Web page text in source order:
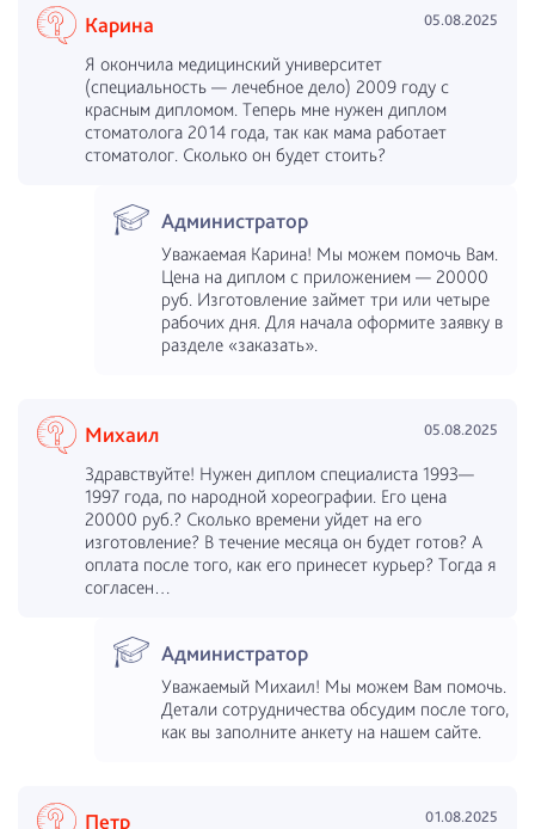
Карина 05.08.2025
Я окончила медицинский университет
(специальность — лечебное дело) 2009 году с
красным дипломом. Теперь мне нужен диплом
стоматолога 2014 года, так как мама работает
стоматолог. Сколько он будет стоить?
Администратор
Уважаемая Карина! Мы можем помочь Вам.
Цена на диплом с приложением — 20000
руб. Изготовление займет три или четыре
рабочих дня. Для начала оформите заявку в
разделе «заказать».
Михаил 05.08.2025
Здравствуйте! Нужен диплом специалиста 1993—
1997 года, по народной хореографии. Его цена
20000 руб.? Сколько времени уйдет на его
изготовление? В течение месяца он будет готов? А
оплата после того, как его принесет курьер? Тогда я
согласен…
Администратор
Уважаемый Михаил! Мы можем Вам помочь.
Детали сотрудничества обсудим после того,
как вы заполните анкету на нашем сайте.
Петр 01.08.2025